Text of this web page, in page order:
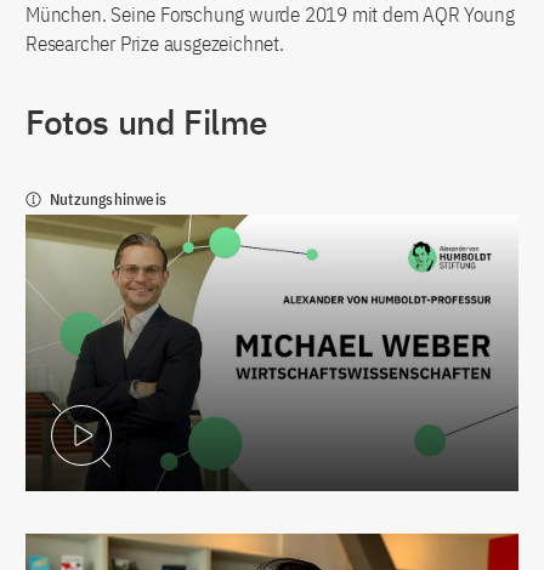
München. Seine Forschung wurde 2019 mit dem AQR Young
Researcher Prize ausgezeichnet.
Fotos und Filme
Nutzungshinweis
Video abspielen